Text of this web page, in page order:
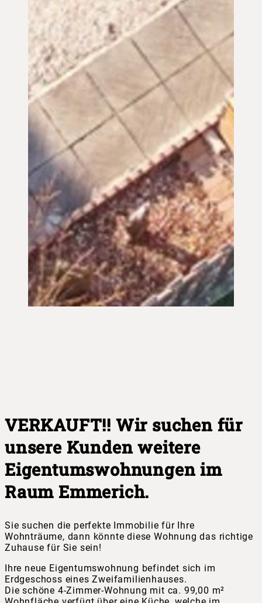
VERKAUFT!! Wir suchen für
unsere Kunden weitere
Eigentumswohnungen im
Raum Emmerich.
Sie suchen die perfekte Immobilie für Ihre
Wohnträume, dann könnte diese Wohnung das richtige
Zuhause für Sie sein!
Ihre neue Eigentumswohnung befindet sich im
Erdgeschoss eines Zweifamilienhauses.
Die schöne 4-Zimmer-Wohnung mit ca. 99,00 m²